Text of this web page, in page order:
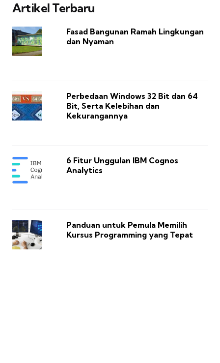
Artikel Terbaru
Fasad Bangunan Ramah Lingkungan
dan Nyaman
Perbedaan Windows 32 Bit dan 64
Bit, Serta Kelebihan dan
Kekurangannya
6 Fitur Unggulan IBM Cognos
Analytics
Panduan untuk Pemula Memilih
Kursus Programming yang Tepat